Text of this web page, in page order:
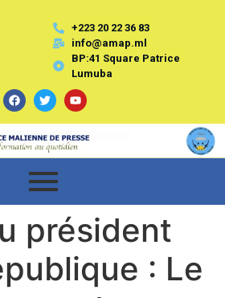
+223 20 22 36 83
info@amap.ml
BP:41 Square Patrice
Lumuba
président
: Le